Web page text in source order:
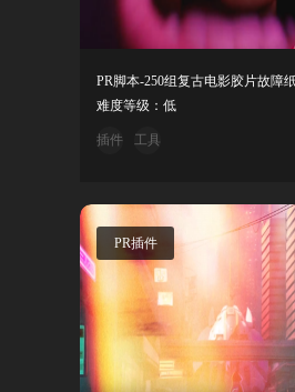
难度等级：低
插件 工具
PR插件